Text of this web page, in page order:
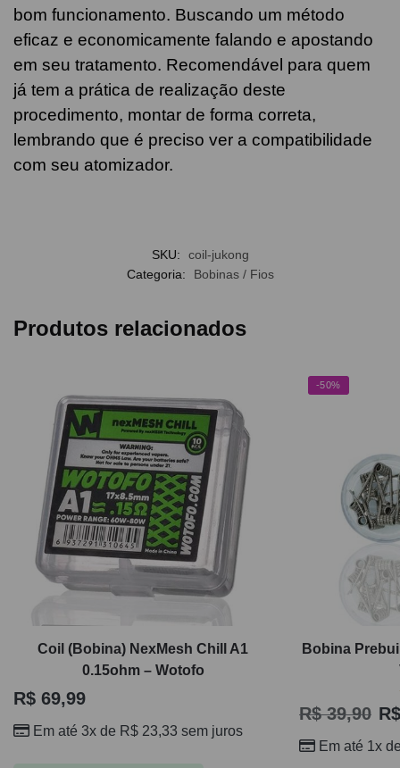
bom funcionamento. Buscando um método
eficaz e economicamente falando e apostando
em seu tratamento. Recomendável para quem
já tem a prática de realização deste
procedimento, montar de forma correta,
lembrando que é preciso ver a compatibilidade
com seu atomizador.
SKU:
coil-jukong
Categoria:
Bobinas / Fios
Produtos relacionados
Coil (Bobina) NexMesh Chill A1
0.15ohm – Wotofo
R$ 69,99
Em até 3x de R$ 23,33 sem juros
-50%
Bobina
R$39,90 R$
Em até 1x